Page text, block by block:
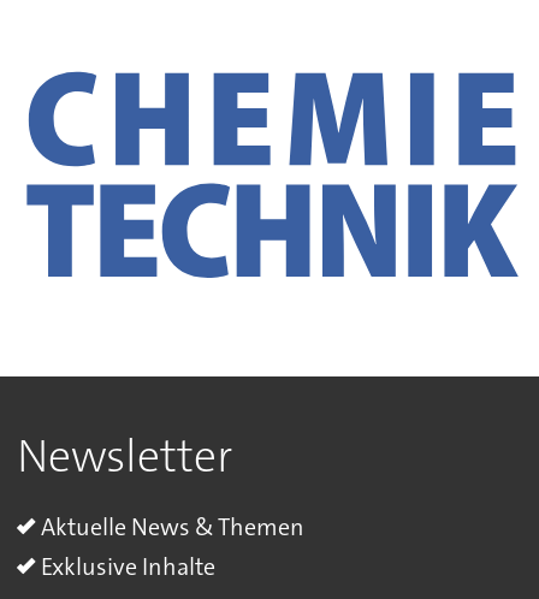
Newsletter
Aktuelle News & Themen
Exklusive Inhalte